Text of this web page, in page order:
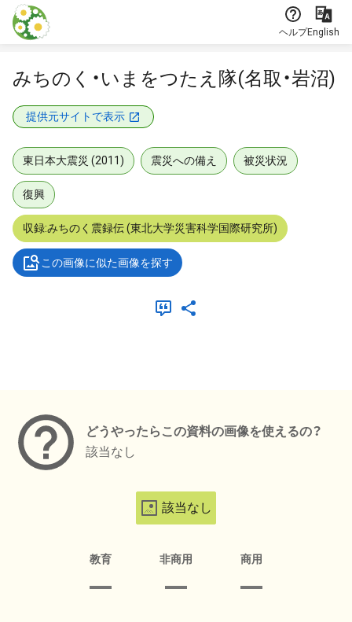
本文に飛ぶ
ヘルプEnglish
みちのく・いまをつたえ隊(名取・岩沼)
提供元サイトで表示
東日本大震災 (2011) 震災への備え 被災状況
復興
収録:みちのく震録伝 (東北大学災害科学国際研究所)
この画像に似た画像を探す
どうやったらこの資料の画像を使えるの？
該当なし
該当なし
教育 非商用 商用